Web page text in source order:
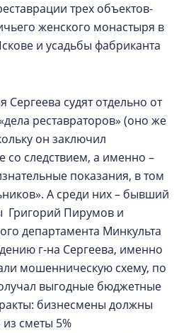
трех объектов-
женского монастыря в
и усадьбы фабриканта
судят отдельно от
реставраторов» (оно же
он заключил
со следствием, а именно –
показания, в том
А среди них – бывший
Григорий Пирумов и
департамента Минкульта
г-на Сергеева, именно
мошенническую схему, по
выгодные бюджетные
бизнесмены должны
сметы 5%